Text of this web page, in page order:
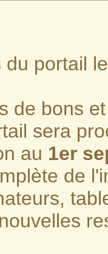
portail
de bons
sera
au 1er
de